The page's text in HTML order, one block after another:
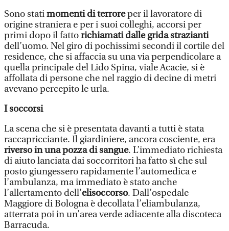
Sono statimomenti di terroreper il lavoratore di
origine straniera e per i suoi colleghi, accorsi per
primi dopo il fattorichiamati dalle grida strazianti
dell’uomo. Nel giro di pochissimi secondi il cortile del
residence, che si affaccia su una via perpendicolare a
quella principale del Lido Spina, viale Acacie, si è
affollata di persone che nel raggio di decine di metri
avevano percepito le urla.
I soccorsi
La scena che si è presentata davanti a tutti è stata
raccapricciante. Il giardiniere, ancora cosciente, era
riverso in una pozza di sangue. L’immediato richiesta
di aiuto lanciata dai soccorritori ha fatto sì che sul
posto giungessero rapidamente l’automedica e
l’ambulanza, ma immediato è stato anche
l’allertamento dell’elisoccorso. Dall’ospedale
Maggiore di Bologna è decollata l’eliambulanza,
atterrata poi in un’area verde adiacente alla discoteca
Barracuda.